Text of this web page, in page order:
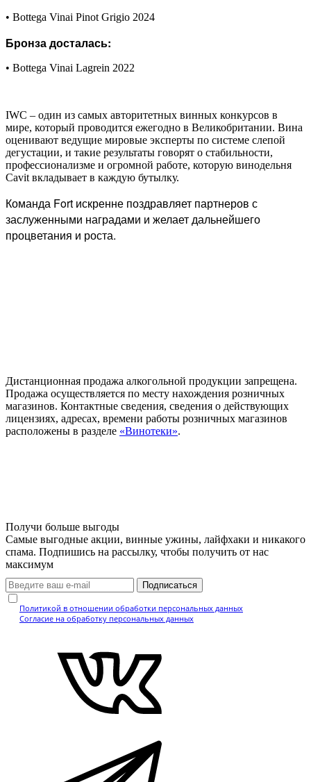
• Bottega Vinai Pinot Grigio 2024
Бронза досталась:
• Bottega Vinai Lagrein 2022
IWC – один из самых авторитетных винных конкурсов в
мире, который проводится ежегодно в Великобритании. Вина
оценивают ведущие мировые эксперты по системе слепой
дегустации, и такие результаты говорят о стабильности,
профессионализме и огромной работе, которую винодельня
Cavit вкладывает в каждую бутылку.
Команда Fort искренне поздравляет партнеров с
заслуженными наградами и желает дальнейшего
процветания и роста.
Дистанционная продажа алкогольной продукции запрещена.
Продажа осуществляется по месту нахождения розничных
магазинов. Контактные сведения, сведения о действующих
лицензиях, адресах, времени работы розничных магазинов
расположены в разделе «Винотеки».
Получи больше выгоды
Самые выгодные акции, винные ужины, лайфхаки и никакого
спама. Подпишись на рассылку, чтобы получить от нас
максимум
Подписаться
Политикой в отношении обработки персональных данных
Согласие на обработку персональных данных